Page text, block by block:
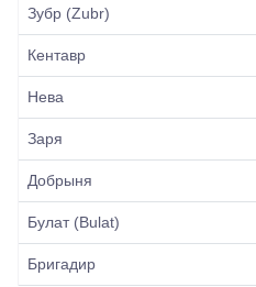
Зубр (Zubr)
Кентавр
Нева
Заря
Добрыня
Булат (Bulat)
Бригадир